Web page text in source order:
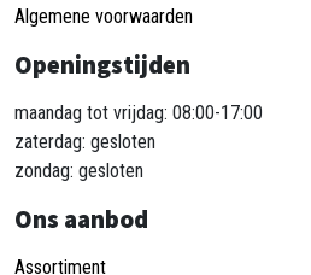
Algemene voorwaarden
Openingstijden
maandag tot vrijdag: 08:00-17:00
zaterdag: gesloten
zondag: gesloten
Ons aanbod
Assortiment